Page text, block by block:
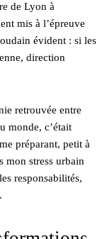
de Lyon à
mis à l’épreuve
évident : si les
direction
retrouvée entre
monde, c’était
préparant, petit à
mon stress urbain
responsabilités,